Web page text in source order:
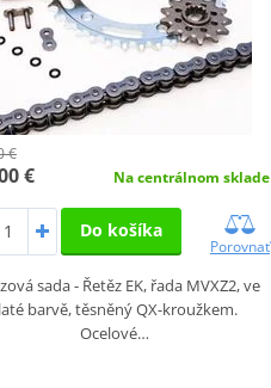
€
€ Na centrálnom sklade
Do košíka
Porovnať
sada - Řetěz EK, řada MVXZ2, ve
barvě, těsněný QX-kroužkem.
Ocelové…